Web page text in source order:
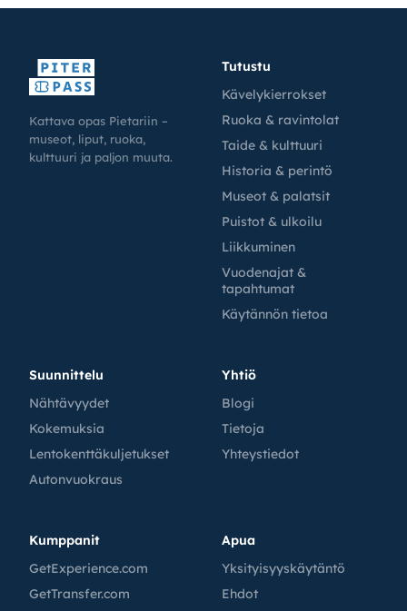
Kattava opas Pietariin –
museot, liput, ruoka,
kulttuuri ja paljon muuta.
Tutustu
Kävelykierrokset
Ruoka & ravintolat
Taide & kulttuuri
Historia & perintö
Museot & palatsit
Puistot & ulkoilu
Liikkuminen
Vuodenajat &
tapahtumat
Käytännön tietoa
Suunnittelu
Nähtävyydet
Kokemuksia
Lentokenttäkuljetukset
Autonvuokraus
Yhtiö
Blogi
Tietoja
Yhteystiedot
Kumppanit
GetExperience.com
GetTransfer.com
Apua
Yksityisyyskäytäntö
Ehdot